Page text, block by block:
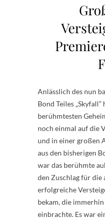
Anlässlich des nun
Bond Teiles
berühmtesten
noch einmal auf die
und in einer großen
aus den bisherigen
war das berühmte
den Zuschlag für die
erfolgreiche
bekam, die
einbrachte. Es war